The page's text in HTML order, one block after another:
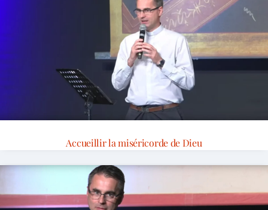
Accueillir la miséricorde de Dieu